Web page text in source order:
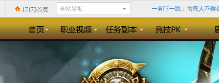
17173首页 一看吓一跳：雷死人不偿
回忆录:小学时山寨小霸
精确到0.1毫秒？《天神
《暗黑3》格里德的领域